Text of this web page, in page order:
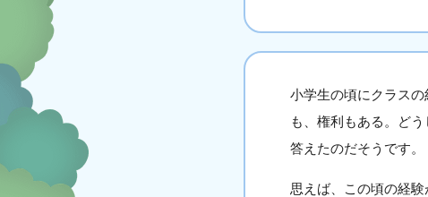
小学生の頃にクラス
も、権利もある。ど
答えたのだそうです。
思えば、この頃の経験